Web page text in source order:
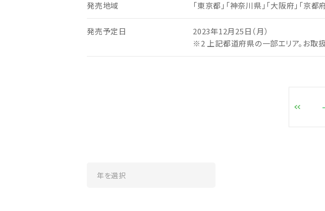
発売地域 「東京都」「神奈川県」「大阪府」「京
発売予定日
2023年12月25日（月）
※2 上記都道府県の一部エリア。お取